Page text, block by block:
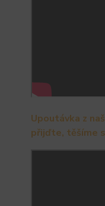
Upoutávka z
přijďte, těšíme